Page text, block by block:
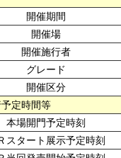
開催期間
開催場
開催施行者
グレード
開催区分
定時間等
本場開門予定時刻
スタート展示予定時刻